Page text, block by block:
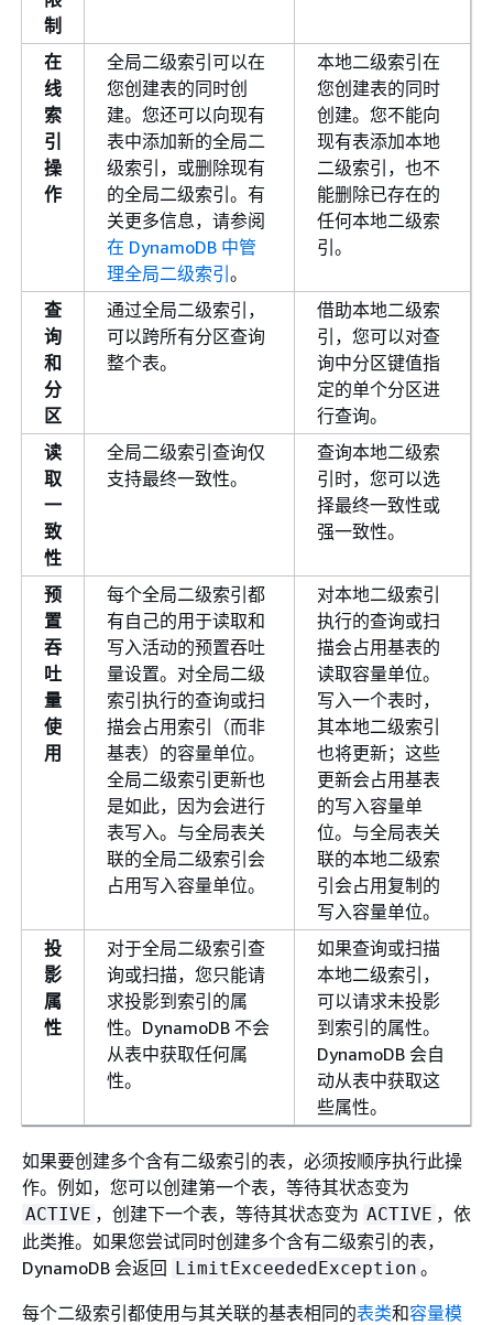
制
在
线
索
引
操
作
全局二级索引可以在
您创建表的同时创
建。您还可以向现有
表中添加新的全局二
级索引，或删除现有
的全局二级索引。有
关更多信息，请参阅
在 DynamoDB 中管
理全局二级索引 。
本地二级索引在
您创建表的同时
创建。您不能向
现有表添加本地
二级索引，也不
能删除已存在的
任何本地二级索
引。
查
询
和
分
区
通过全局二级索引，
可以跨所有分区查询
整个表。
借助本地二级索
引，您可以对查
询中分区键值指
定的单个分区进
行查询。
读
取
一
致
性
全局二级索引查询仅
支持最终一致性。
查询本地二级索
引时，您可以选
择最终一致性或
强一致性。
预
置
吞
吐
量
使
用
每个全局二级索引都
有自己的用于读取和
写入活动的预置吞吐
量设置。对全局二级
索引执行的查询或扫
描会占用索引（而非
基表）的容量单位。
全局二级索引更新也
是如此，因为会进行
表写入。与全局表关
联的全局二级索引会
占用写入容量单位。
对本地二级索引
执行的查询或扫
描会占用基表的
读取容量单位。
写入一个表时，
其本地二级索引
也将更新；这些
更新会占用基表
的写入容量单
位。与全局表关
联的本地二级索
引会占用复制的
写入容量单位。
投
影
属
性
对于全局二级索引查
询或扫描，您只能请
求投影到索引的属
性。DynamoDB 不会
从表中获取任何属
性。
如果查询或扫描
本地二级索引，
可以请求未投影
到索引的属性。
DynamoDB 会自
动从表中获取这
些属性。
如果要创建多个含有二级索引的表，必须按顺序执行此操
作。例如，您可以创建第一个表，等待其状态变为
ACTIVE ，创建下一个表，等待其状态变为 ACTIVE ，依
此类推。如果您尝试同时创建多个含有二级索引的表，
DynamoDB 会返回 LimitExceededException 。
每个二级索引都使用与其关联的基表相同的表类和容量模